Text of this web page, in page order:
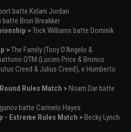
batte Kelani Jordan
batte Bron Breakker
>Trick Williams batte Dominik
>The Family (Tony D’Angelo &
OTM (Lucien Price & Bronco
Creed & Julius Creed), e Humberto
Rules Match >Noam Dar batte
batte Carmelo Hayes
- Extreme Rules Match >Becky Lynch